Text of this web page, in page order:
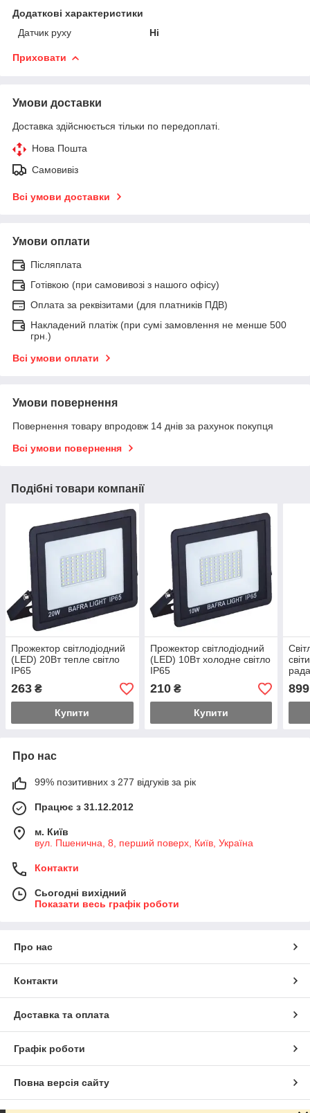
Додаткові характеристики
Датчик руху
Ні
Приховати
Умови доставки
Доставка здійснюється тільки по передоплаті.
Нова Пошта
Самовивіз
Всі умови доставки
Умови оплати
Післяплата
Готівкою (при самовивозі з нашого офісу)
Оплата за реквізитами (для платників ПДВ)
Накладений платіж (при сумі замовлення не менше 500
грн.)
Всі умови оплати
Умови повернення
Повернення товару впродовж 14 днів за рахунок покупця
Всі умови повернення
Подібні товари компанії
Прожектор світлодіодний
(LED) 20Вт тепле світло
IP65
263 ₴
Купити
Прожектор світлодіодний
(LED) 10Вт холодне світло
IP65
210₴
Купити
899
Про нас
99% позитивних з 277 відгуків за рік
Працює з 31.12.2012
м. Київ
вул. Пшенична, 8, перший поверх, Київ, Україна
Контакти
Сьогодні вихідний
Показати весь графік роботи
Про нас
Контакти
Доставка та оплата
Графік роботи
Повна версія сайту